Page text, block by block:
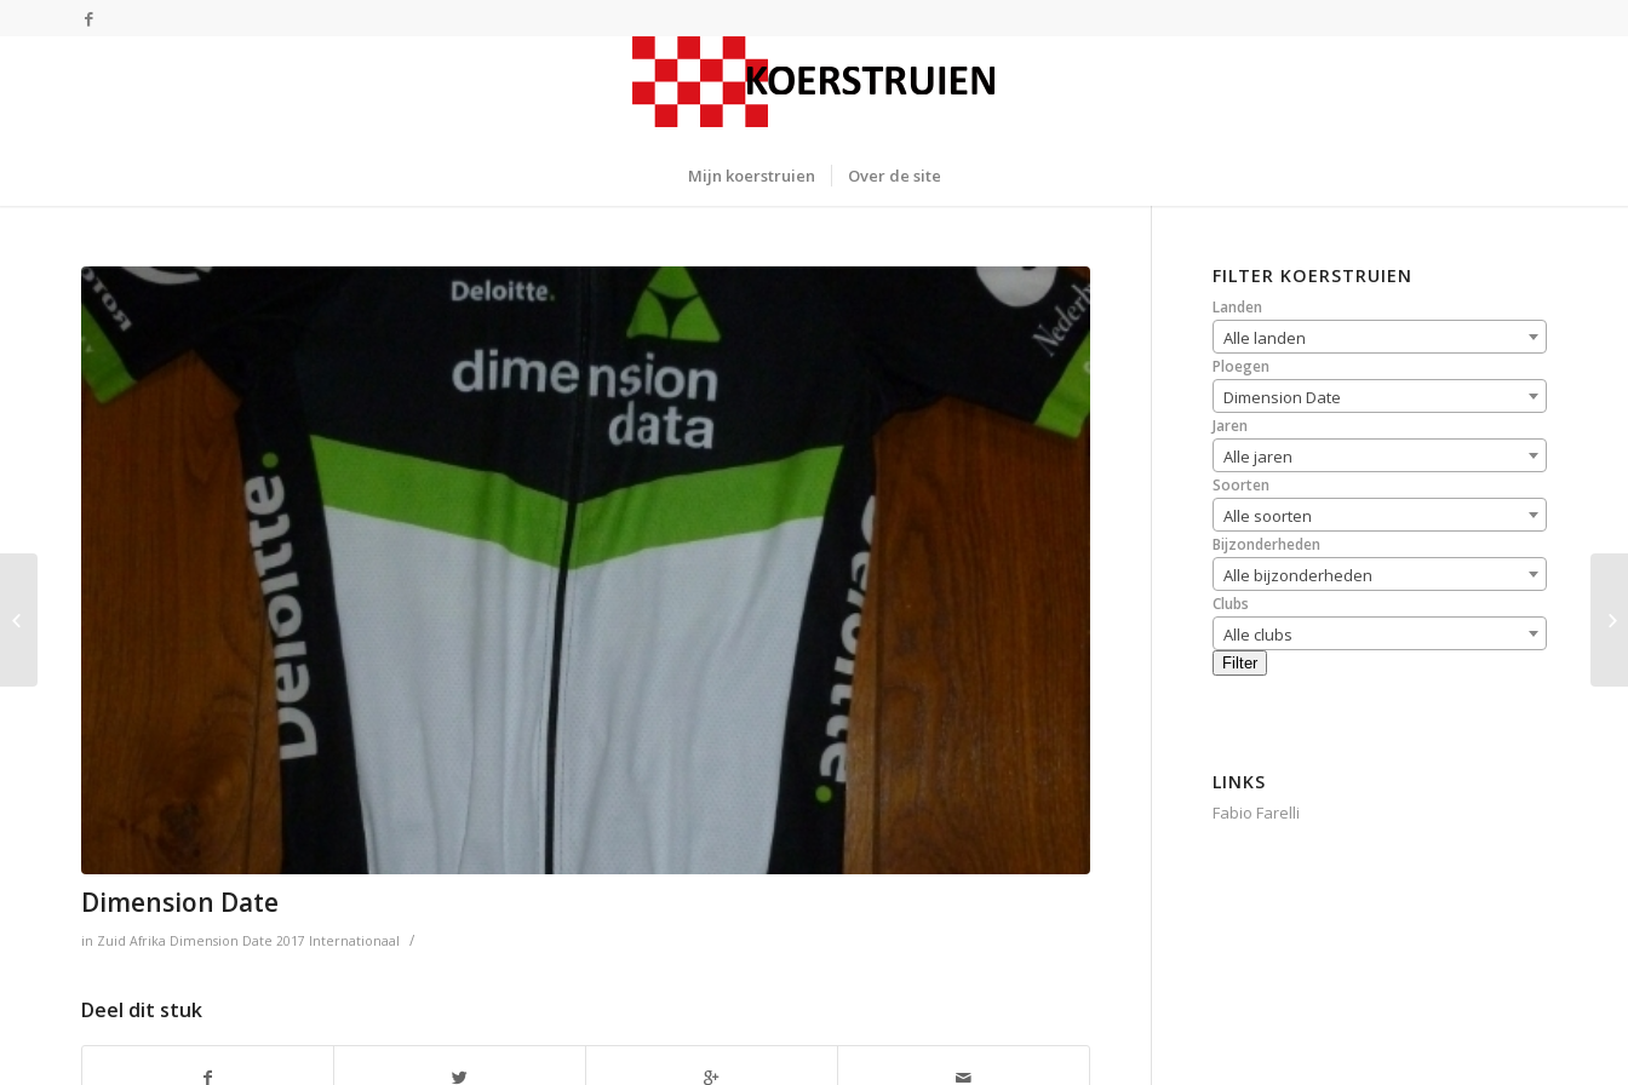
Mijn koerstruien Over de site
Dimension Date
in Zuid Afrika Dimension Date 2017 Internationaal /
Deel dit stuk
FILTER KOERSTRUIEN
Landen
Alle landen
Ploegen
Dimension Date
Jaren
Alle jaren
Soorten
Alle soorten
Bijzonderheden
Alle bijzonderheden
Clubs
Alle clubs
Filter
LINKS
Fabio Farelli